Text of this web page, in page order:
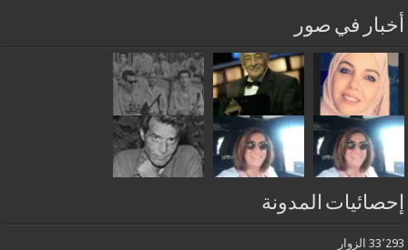
أخبار في صور
إحصائيات المدونة
33٬293 الزوار